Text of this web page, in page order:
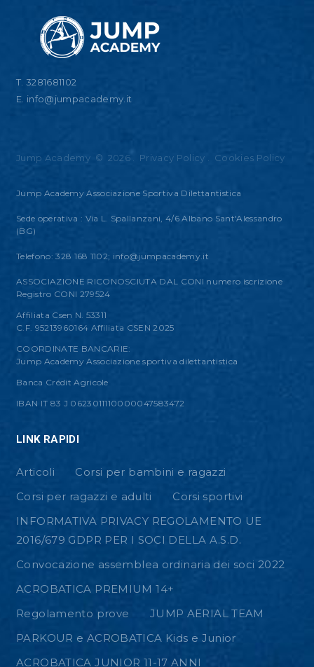
T. 3281681102
E. info@jumpacademy.it
Jump Academy © 2026 Privacy Policy Cookies Policy
Jump Academy Associazione Sportiva Dilettantistica
Sede operativa : Via L. Spallanzani, 4/6 Albano Sant'Alessandro
(BG)
Telefono: 328 168 1102; info@jumpacademy.it
ASSOCIAZIONE RICONOSCIUTA DAL CONI numero iscrizione
Registro CONI 279524
Affiliata Csen N. 53311
C.F. 95213960164 Affiliata CSEN 2025
COORDINATE BANCARIE:
Jump Academy Associazione sportiva dilettantistica
Banca Crédit Agricole
IBAN IT 83 J 0623011110000047583472
LINK RAPIDI
Articoli
Corsi per bambini e ragazzi
Corsi per ragazzi e adulti
Corsi sportivi
INFORMATIVA PRIVACY REGOLAMENTO UE
2016/679 GDPR PER I SOCI DELLA A.S.D.
Convocazione assemblea ordinaria dei soci 2022
ACROBATICA PREMIUM 14+
Regolamento prove
JUMP AERIAL TEAM
PARKOUR e ACROBATICA Kids e Junior
ACROBATICA JUNIOR 11-17 ANNI